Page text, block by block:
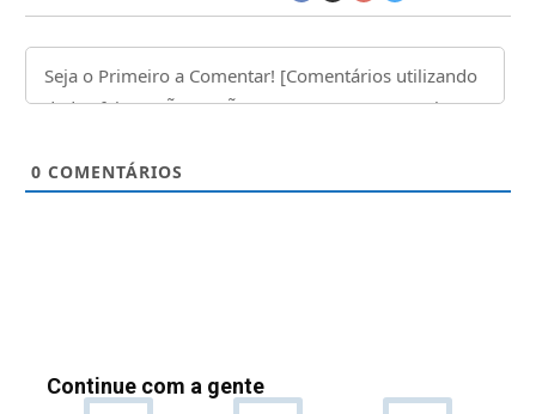
0 COMENTÁRIOS
Continue com a gente